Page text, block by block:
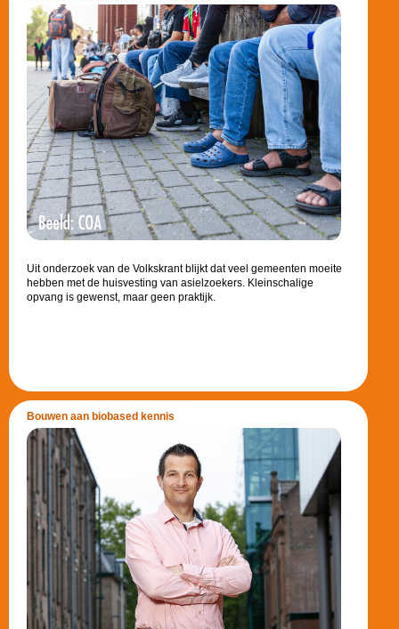
Uit onderzoek van de Volkskrant blijkt dat veel gemeenten moeite
hebben met de huisvesting van asielzoekers. Kleinschalige
opvang is gewenst, maar geen praktijk.
Bouwen aan biobased kennis